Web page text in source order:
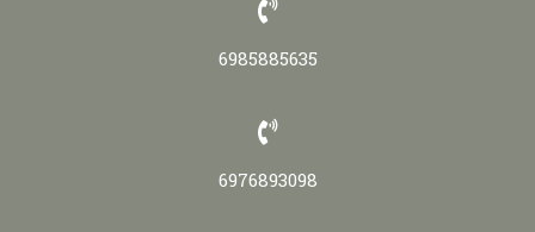
6985885635
6976893098